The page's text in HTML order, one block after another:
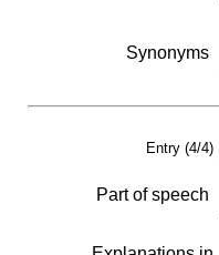
Synonyms
Entry (4/4)
Part of speech